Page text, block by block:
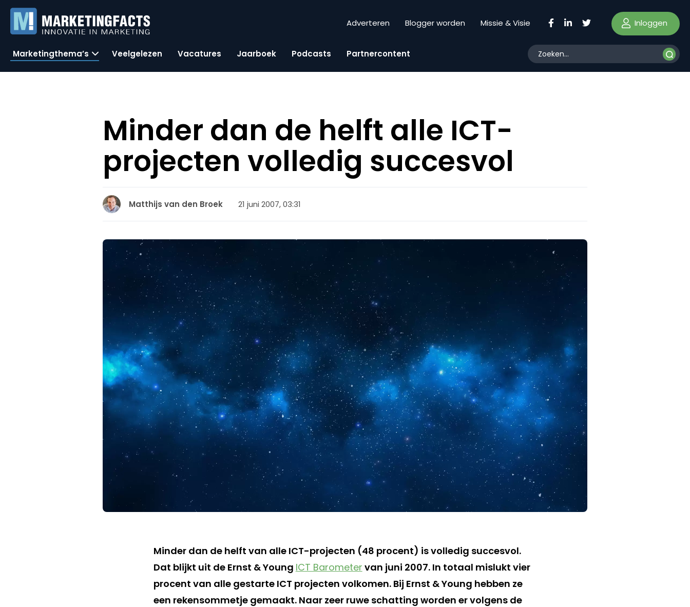
Adverteren Blogger worden Missie & Visie Inloggen
Marketingthema’s Veelgelezen Vacatures Jaarboek Podcasts Partnercontent
Minder dan de helft alle ICT-
projecten volledig succesvol
Matthijs van den Broek 21 juni 2007, 03:31
Minder dan de helft van alle ICT-projecten (48 procent) is volledig succesvol.
Dat blijkt uit de Ernst & Young ICT Barometer van juni 2007. In totaal mislukt vier
procent van alle gestarte ICT projecten volkomen. Bij Ernst & Young hebben ze
een rekensommetje gemaakt. Naar zeer ruwe schatting worden er volgens de